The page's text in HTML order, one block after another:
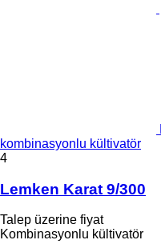
kombinasyonlu kültivatör
4
Lemken Karat 9/300
Talep üzerine fiyat
Kombinasyonlu kültivatör